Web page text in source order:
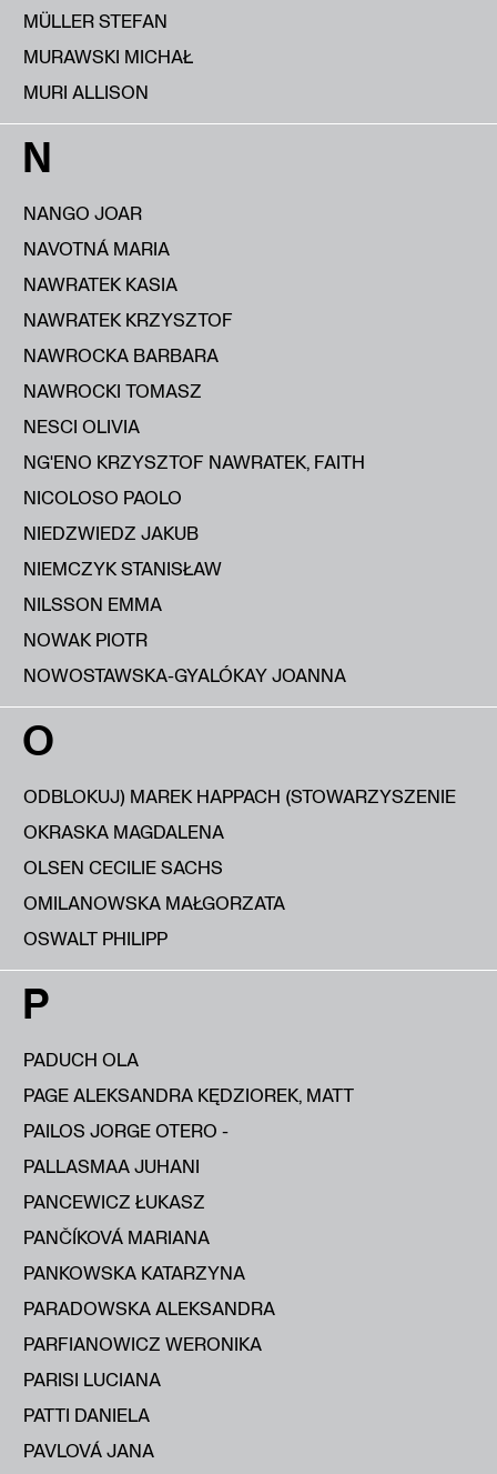
MÜLLER STEFAN
MURAWSKI MICHAŁ
MURI ALLISON
N
NANGO JOAR
NAVOTNÁ MARIA
NAWRATEK KASIA
NAWRATEK KRZYSZTOF
NAWROCKA BARBARA
NAWROCKI TOMASZ
NESCI OLIVIA
NG'ENO KRZYSZTOF NAWRATEK, FAITH
NICOLOSO PAOLO
NIEDZWIEDZ JAKUB
NIEMCZYK STANISŁAW
NILSSON EMMA
NOWAK PIOTR
NOWOSTAWSKA-GYALÓKAY JOANNA
O
ODBLOKUJ) MAREK HAPPACH (STOWARZYSZENIE
OKRASKA MAGDALENA
OLSEN CECILIE SACHS
OMILANOWSKA MAŁGORZATA
OSWALT PHILIPP
P
PADUCH OLA
PAGE ALEKSANDRA KĘDZIOREK, MATT
PAILOS JORGE OTERO -
PALLASMAA JUHANI
PANCEWICZ ŁUKASZ
PANČÍKOVÁ MARIANA
PANKOWSKA KATARZYNA
PARADOWSKA ALEKSANDRA
PARFIANOWICZ WERONIKA
PARISI LUCIANA
PATTI DANIELA
PAVLOVÁ JANA